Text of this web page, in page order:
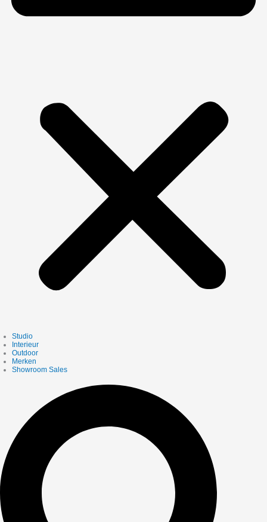
Studio
Interieur
Outdoor
Merken
Showroom Sales